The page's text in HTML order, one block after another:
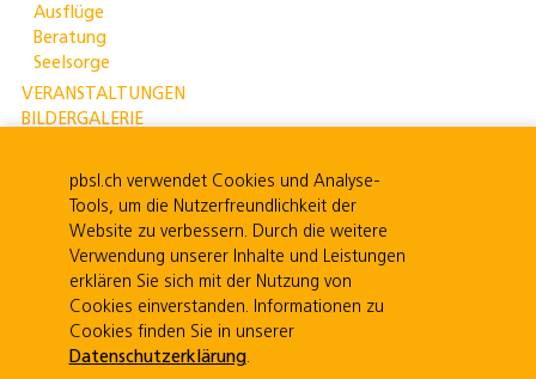
Ausflüge
Beratung
Seelsorge
VERANSTALTUNGEN
BILDERGALERIE
Ausbildung
Weiterbildung
Freiwillige
Stellenangebote
KONTAKT
Guggisbergstrasse 7 | 3150 Schwarzenburg | Mitglied von
pbsl.ch verwendet Cookies und Analyse-
Tools, um die Nutzerfreundlichkeit der
Website zu verbessern. Durch die weitere
Verwendung unserer Inhalte und Leistungen
erklären Sie sich mit der Nutzung von
Cookies einverstanden. Informationen zu
Cookies finden Sie in unserer
Datenschutzerklärung.